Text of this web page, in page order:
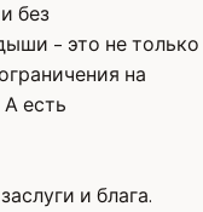
без
- это не только
на
есть
и блага.